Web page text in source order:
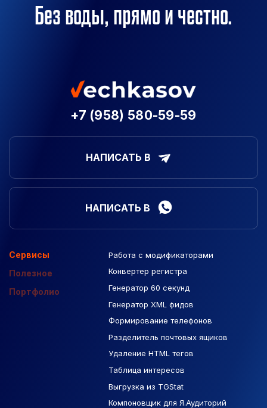
Без воды, прямо и честно.
+7 (958) 580-59-59
НАПИСАТЬ В
НАПИСАТЬ В
Сервисы
Полезное
Портфолио
Работа с модификаторами
Конвертер регистра
Генератор 60 секунд
Генератор XML фидов
Формирование телефонов
Разделитель почтовых ящиков
Удаление HTML тегов
Таблица интересов
Выгрузка из TGStat
Компоновщик для Я.Аудиторий
Подборка сайтов
Макеты Figma
База Яндекс Карты
РСЯ площадки
Созданные сайты
Контекстная реклама